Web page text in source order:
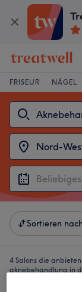
FRISEUR NÄGEL
Sortieren nach
4 Salons die
aknebehandlung in